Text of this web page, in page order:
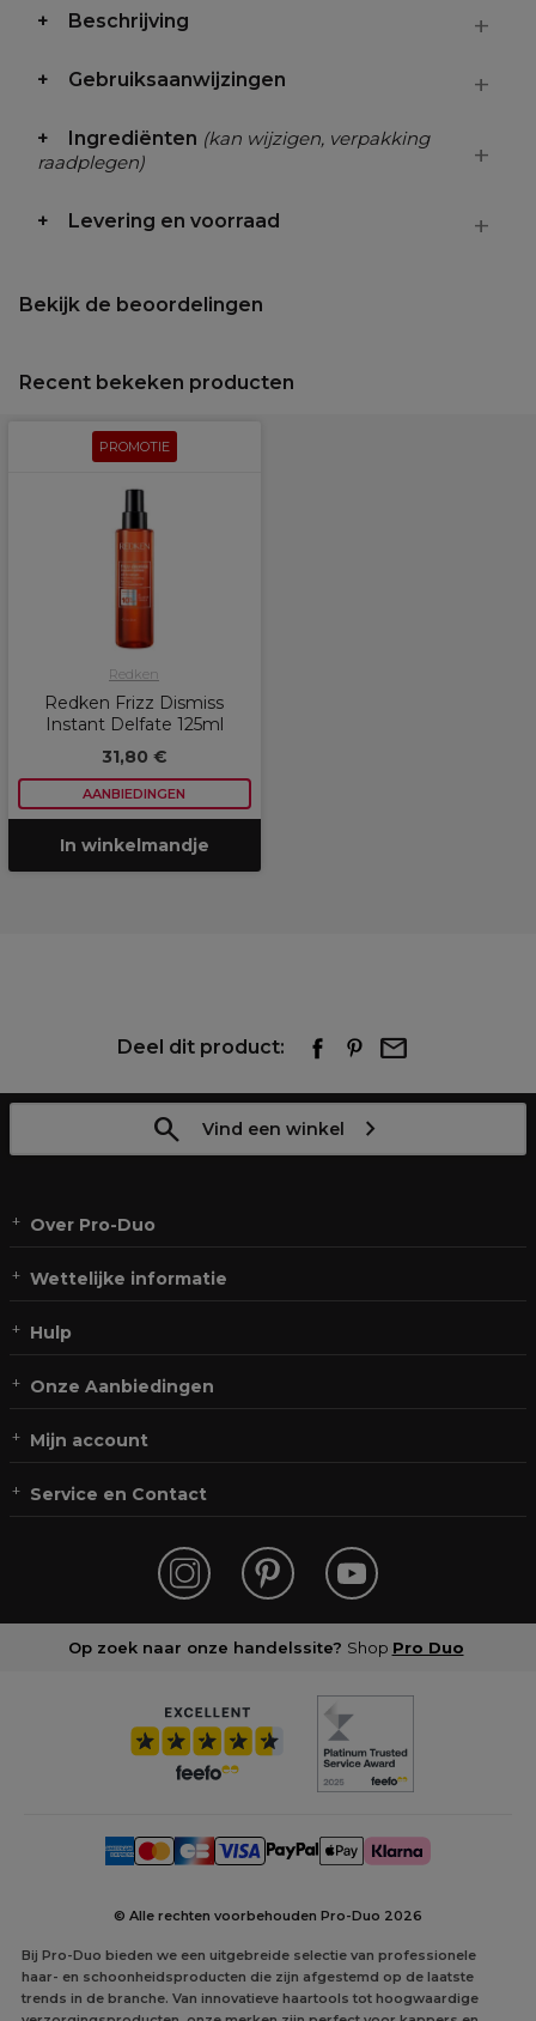
Beschrijving
Gebruiksaanwijzingen
Ingrediënten (kan wijzigen, verpakking
raadplegen)
Levering en voorraad
Bekijk de beoordelingen
Recent bekeken producten
PROMOTIE
Redken
Redken Frizz Dismiss
Instant Delfate 125ml
31,80 €
AANBIEDINGEN
In winkelmandje
Deel dit product:
Vind een winkel
Over Pro-Duo
Wettelijke informatie
Hulp
Onze Aanbiedingen
Mijn account
Service en Contact
Op zoek naar onze handelssite? Shop Pro Duo
© Alle rechten voorbehouden Pro-Duo 2026
Bij Pro-Duo bieden we een uitgebreide selectie van professionele
haar- en schoonheidsproducten die zijn afgestemd op de laatste
trends in de branche. Van innovatieve haartools tot hoogwaardige